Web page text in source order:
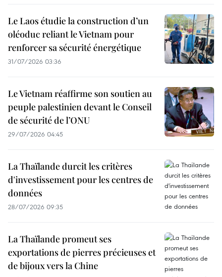
Le Laos étudie la construction d’un
oléoduc reliant le Vietnam pour
renforcer sa sécurité énergétique
31/07/2026 03:36
Le Vietnam réaffirme son soutien au
peuple palestinien devant le Conseil
de sécurité de l’ONU
29/07/2026 04:45
La Thaïlande durcit les critères
d'investissement pour les centres de
données
28/07/2026 09:35
La Thaïlande promeut ses
exportations de pierres précieuses et
de bijoux vers la Chine